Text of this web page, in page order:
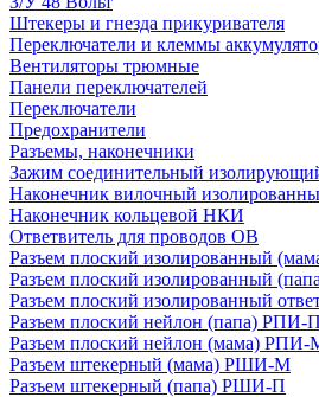
Штекеры и гнезда прикуривателя
Переключатели и клеммы
Вентиляторы трюмные
Панели переключателей
Переключатели
Предохранители
Разъемы, наконечники
Зажим соединительный
Наконечник вилочный
Наконечник кольцевой НКИ
Ответвитель для проводов ОВ
Разъем плоский изолированный
Разъем плоский изолированный
Разъем плоский изолированный
Разъем плоский нейлон (папа) РПИ-
Разъем плоский нейлон (мама)
Разъем штекерный (мама) РШИ-М
Разъем штекерный (папа) РШИ-П